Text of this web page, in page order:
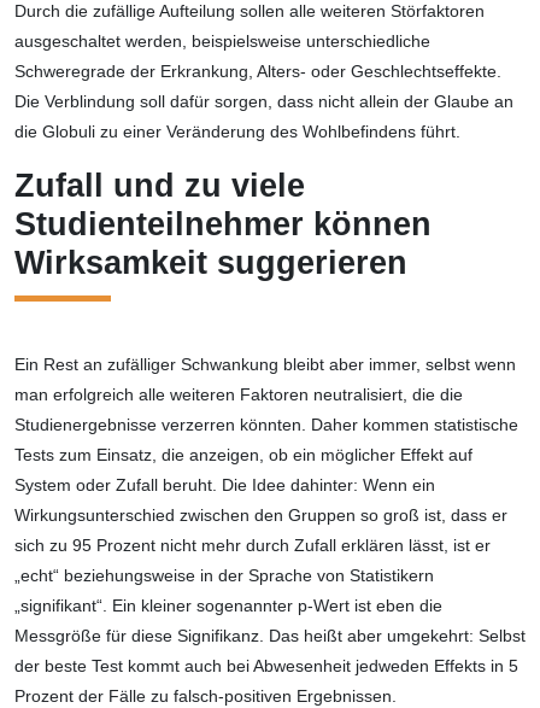
Durch die zufällige Aufteilung sollen alle weiteren Störfaktoren
ausgeschaltet werden, beispielsweise unterschiedliche
Schweregrade der Erkrankung, Alters- oder Geschlechtseffekte.
Die Verblindung soll dafür sorgen, dass nicht allein der Glaube an
die Globuli zu einer Veränderung des Wohlbefindens führt.
Zufall und zu viele
Studienteilnehmer können
Wirksamkeit suggerieren
Ein Rest an zufälliger Schwankung bleibt aber immer, selbst wenn
man erfolgreich alle weiteren Faktoren neutralisiert, die die
Studienergebnisse verzerren könnten. Daher kommen statistische
Tests zum Einsatz, die anzeigen, ob ein möglicher Effekt auf
System oder Zufall beruht. Die Idee dahinter: Wenn ein
Wirkungsunterschied zwischen den Gruppen so groß ist, dass er
sich zu 95 Prozent nicht mehr durch Zufall erklären lässt, ist er
„echt“ beziehungsweise in der Sprache von Statistikern
„signifikant“. Ein kleiner sogenannter p-Wert ist eben die
Messgröße für diese Signifikanz. Das heißt aber umgekehrt: Selbst
der beste Test kommt auch bei Abwesenheit jedweden Effekts in 5
Prozent der Fälle zu falsch-positiven Ergebnissen.